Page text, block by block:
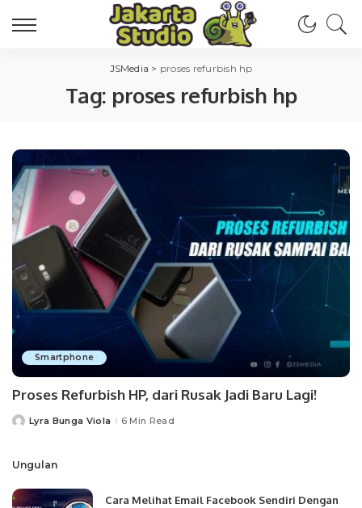
JSMedia > proses refurbish hp
Tag: proses refurbish hp
Smartphone
Proses Refurbish HP, dari Rusak Jadi Baru Lagi!
PostedLyra Bunga Viola 6 Min Read
Ungulan
Cara Melihat Email Facebook Sendiri Dengan